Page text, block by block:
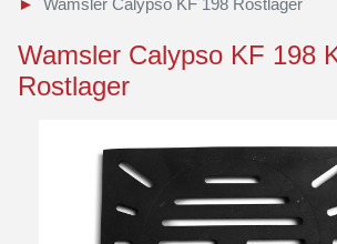
Wamsler Calypso KF 198 Rostlager
Wamsler Calypso KF 198
Rostlager